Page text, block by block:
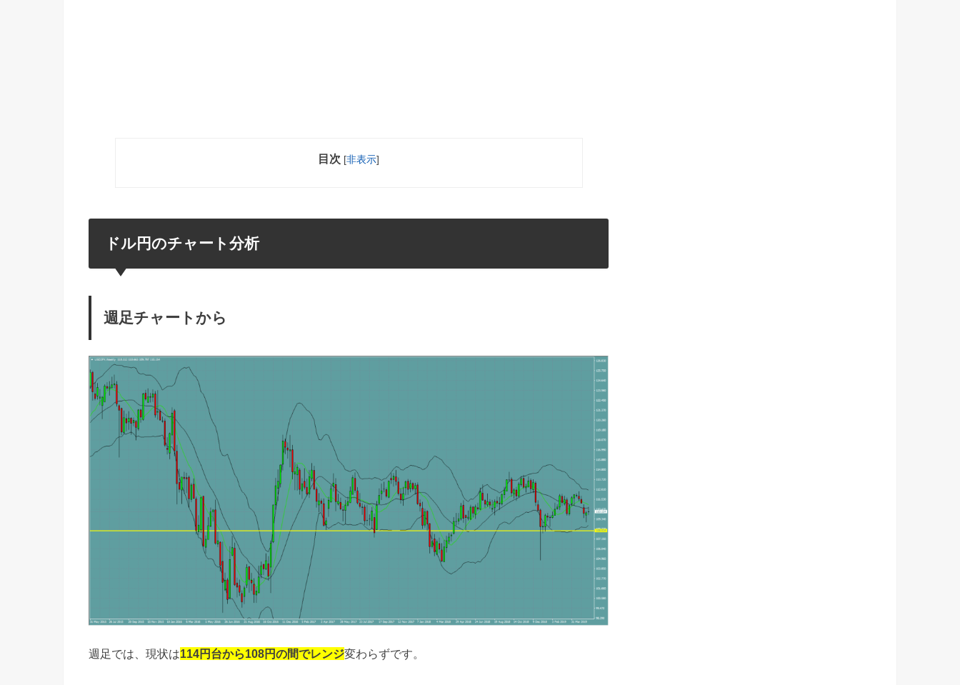
目次 [非表示]
ドル円のチャート分析
週足チャートから
週足では、現状は114円台から108円の間でレンジ変わらずです。